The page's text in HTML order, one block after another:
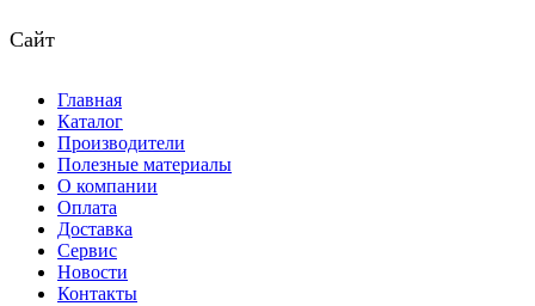
Сайт
Главная
Каталог
Производители
Полезные материалы
О компании
Оплата
Доставка
Сервис
Новости
Контакты